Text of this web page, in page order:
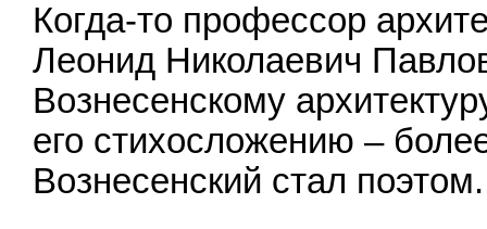
Когда-то профессор
Леонид Николаевич
Вознесенскому
его стихосложению –
Вознесенский стал поэтом.